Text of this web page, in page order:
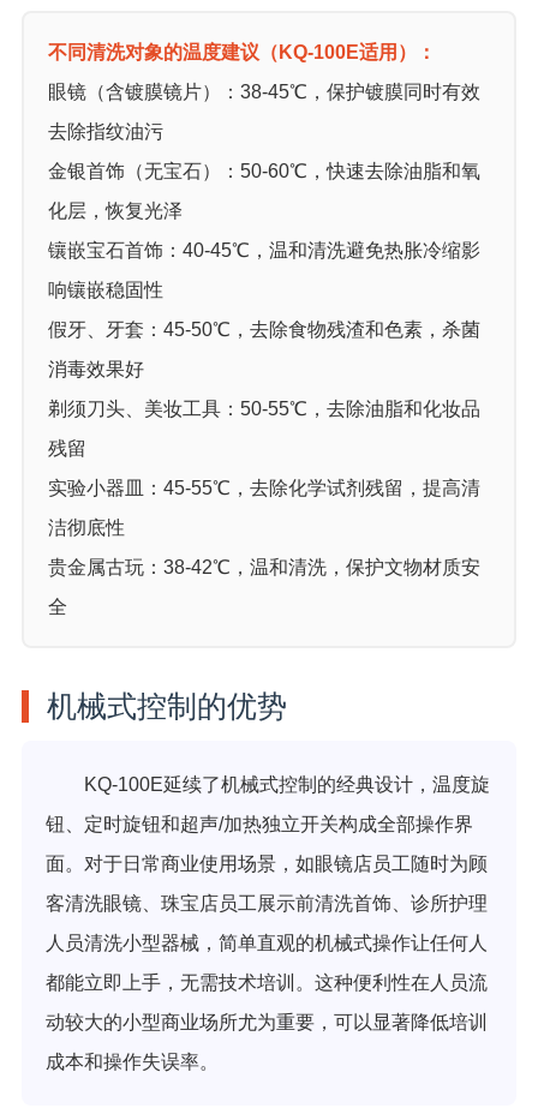
不同清洗对象的温度建议（KQ-100E适用）：
眼镜（含镀膜镜片）：38-45℃，保护镀膜同时有效
去除指纹油污
金银首饰（无宝石）：50-60℃，快速去除油脂和氧
化层，恢复光泽
镶嵌宝石首饰：40-45℃，温和清洗避免热胀冷缩影
响镶嵌稳固性
假牙、牙套：45-50℃，去除食物残渣和色素，杀菌
消毒效果好
剃须刀头、美妆工具：50-55℃，去除油脂和化妆品
残留
实验小器皿：45-55℃，去除化学试剂残留，提高清
洁彻底性
贵金属古玩：38-42℃，温和清洗，保护文物材质安
全
机械式控制的优势
KQ-100E延续了机械式控制的经典设计，温度旋
钮、定时旋钮和超声/加热独立开关构成全部操作界
面。对于日常商业使用场景，如眼镜店员工随时为顾
客清洗眼镜、珠宝店员工展示前清洗首饰、诊所护理
人员清洗小型器械，简单直观的机械式操作让任何人
都能立即上手，无需技术培训。这种便利性在人员流
动较大的小型商业场所尤为重要，可以显著降低培训
成本和操作失误率。